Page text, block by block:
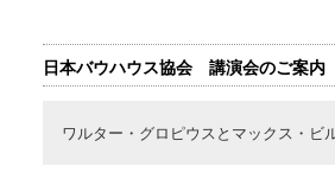
日本バウハウス協会 講演会のご案内
ワルター・グロピウスとマックス・ビ